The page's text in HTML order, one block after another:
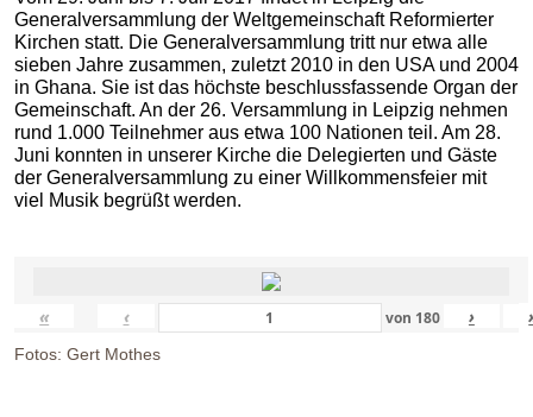
Generalversammlung der Weltgemeinschaft Reformierter
Kirchen statt. Die Generalversammlung tritt nur etwa alle
sieben Jahre zusammen, zuletzt 2010 in den USA und 2004
in Ghana. Sie ist das höchste beschlussfassende Organ der
Gemeinschaft. An der 26. Versammlung in Leipzig nehmen
rund 1.000 Teilnehmer aus etwa 100 Nationen teil. Am 28.
Juni konnten in unserer Kirche die Delegierten und Gäste
der Generalversammlung zu einer Willkommensfeier mit
viel Musik begrüßt werden.
« ‹ von 180 ›
Fotos: Gert Mothes